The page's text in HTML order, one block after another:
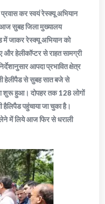
प्रवास कर स्वयं रेस्क्यू अभियान
सुबह जिला मुख्यालय
में जाकर रेस्क्यू अभियान को
और हेलीकॉप्टर से राहत सामग्री
आपदा प्रभावित क्षेत्र
हेलीपैड से सुबह सात बजे से
शुरू हुआ। दोपहर तक 128 लोगों
हैलिपैड पहुंचाया जा चुका है।
में लिये आज फिर से धराली